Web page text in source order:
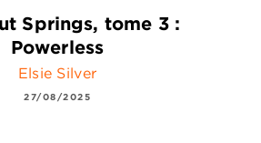
Springs, tome 3 :
Powerless
Elsie Silver
27/08/2025